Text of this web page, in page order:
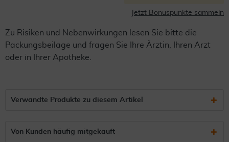
Jetzt Bonuspunkte sammeln
Zu Risiken und Nebenwirkungen lesen Sie bitte die
Packungsbeilage und fragen Sie Ihre Ärztin, Ihren Arzt
oder in Ihrer Apotheke.
Verwandte Produkte zu diesem Artikel
Von Kunden häufig mitgekauft